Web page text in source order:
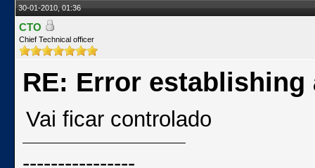
30-01-2010, 01:36
CTO
Chief Technical officer
RE: Error
Vai ficar controlado
----------------